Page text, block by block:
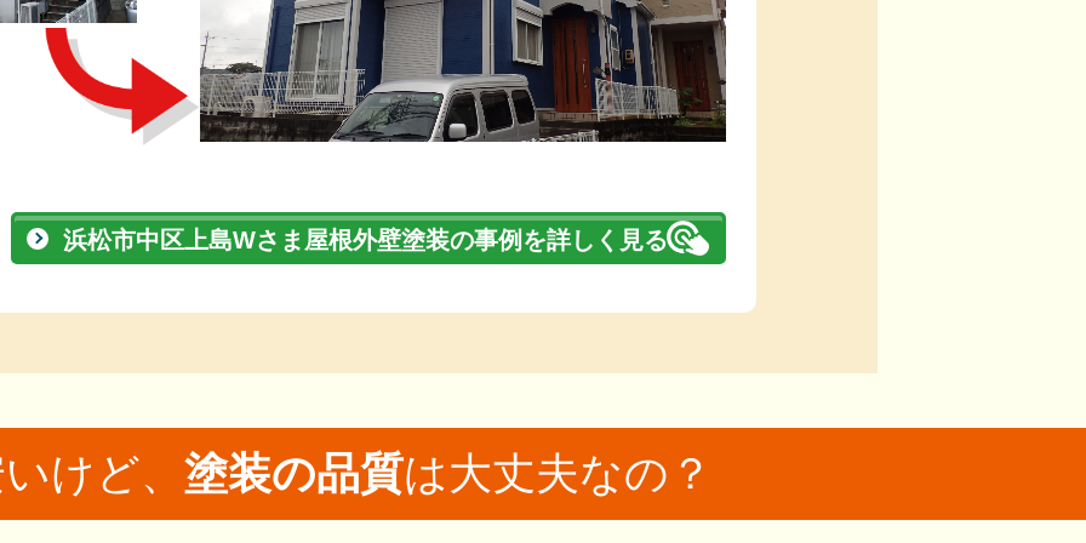
浜松市中区上島Wさま屋根外壁塗装の事例を詳しく見る
けど、 塗装の品質は大丈夫なの？